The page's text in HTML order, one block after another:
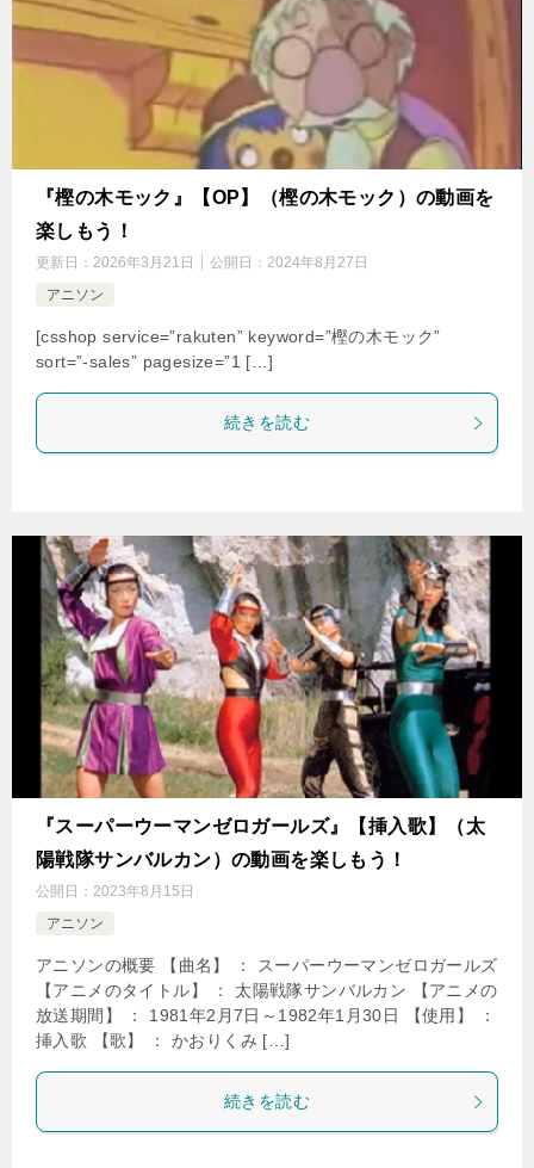
『樫の木モック』【OP】（樫の木モック）の動画を
楽しもう！
更新日： 2026年3月21日 公開日： 2024年8月27日
アニソン
[csshop service=”rakuten” keyword=”樫の木モック”
sort=”-sales” pagesize=”1 […]
続きを読む
『スーパーウーマンゼロガールズ』【挿入歌】（太
陽戦隊サンバルカン）の動画を楽しもう！
公開日： 2023年8月15日
アニソン
アニソンの概要 【曲名】 ： スーパーウーマンゼロガールズ
【アニメのタイトル】 ： 太陽戦隊サンバルカン 【アニメの
放送期間】 ： 1981年2月7日～1982年1月30日 【使用】 ：
挿入歌 【歌】 ： かおりくみ […]
続きを読む